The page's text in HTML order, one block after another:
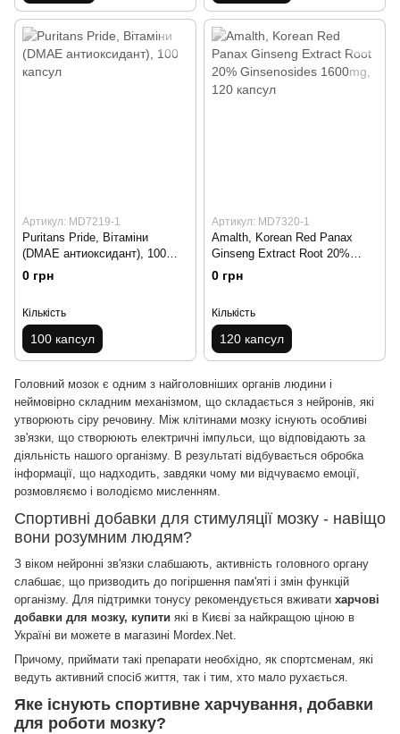
Артикул: MD7219-1
Puritans Pride, Вітаміни
(DMAE антиоксидант), 100
капсул
0 грн
Кількість
100 капсул
Артикул: MD7320-1
Amalth, Korean Red Panax
Ginseng Extract Root 20%
Ginsenosides 1600mg, 120
капсул
0 грн
Кількість
120 капсул
Головний мозок є одним з найголовніших органів людини і
неймовірно складним механізмом, що складається з нейронів, які
утворюють сіру речовину. Між клітинами мозку існують особливі
зв'язки, що створюють електричні імпульси, що відповідають за
діяльність нашого організму. В результаті відбувається обробка
інформації, що надходить, завдяки чому ми відчуваємо емоції,
розмовляємо і володіємо мисленням.
Спортивні добавки для стимуляції мозку - навіщо
вони розумним людям?
З віком нейронні зв'язки слабшають, активність головного органу
слабшає, що призводить до погіршення пам'яті і змін функцій
організму. Для підтримки тонусу рекомендується вживати харчові
добавки для мозку, купити які в Києві за найкращою ціною в
Україні ви можете в магазині Mordex.Net.
Причому, приймати такі препарати необхідно, як спортсменам, які
ведуть активний спосіб життя, так і тим, хто мало рухається.
Яке існують спортивне харчування, добавки
для роботи мозку?